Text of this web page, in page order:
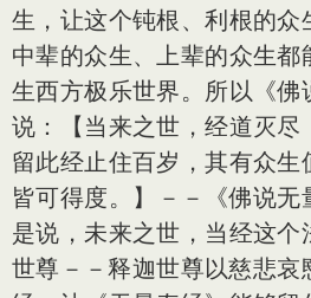
生，让这个钝根、利根的众
中辈的众生、上辈的众生都
生西方极乐世界。所以《佛
说：【当来之世，经道灭尽
留此经止住百岁，其有众生
皆可得度。】－－《佛说
是说，未来之世，当经这个
世尊－－释迦世尊以慈悲哀